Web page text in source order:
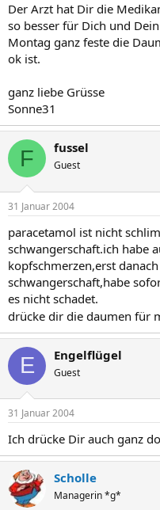
Der Arzt hat Dir die
so besser für Dich und
Montag ganz feste die
ok ist.
ganz liebe Grüsse
Sonne31
F fussel
Guest
31 Januar 2004
paracetamol ist nicht
schwangerschaft.ich habe
kopfschmerzen,erst
schwangerschaft,habe
es nicht schadet.
drücke dir die daumen für
E Engelflügel
Guest
31 Januar 2004
Ich drücke Dir auch ganz
Scholle
Managerin *g*